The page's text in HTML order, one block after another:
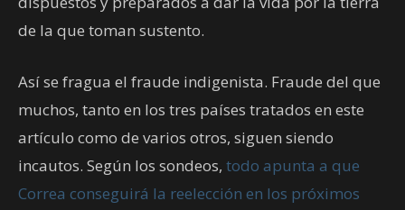
de la que toman sustento.
Así se fragua el fraude indigenista. Fraude del que
muchos, tanto en los tres países tratados en este
artículo como de varios otros, siguen siendo
incautos. Según los sondeos, todo apunta a que
Correa conseguirá la reelección en los próximos